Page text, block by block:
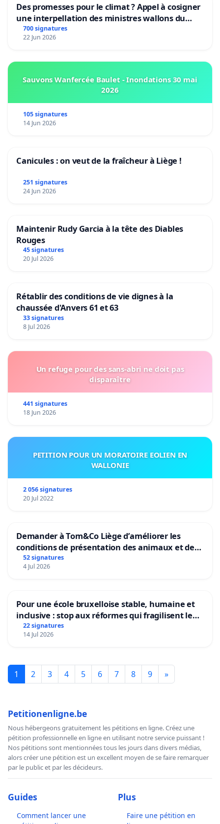
Des promesses pour le climat ? Appel à cosigner
une interpellation des ministres wallons du
climat et de l’environnement.
700 signatures
22 Jun 2026
Sauvons Wanfercée Baulet - Inondations 30 mai
2026
105 signatures
14 Jun 2026
Canicules : on veut de la fraîcheur à Liège !
251 signatures
24 Jun 2026
Maintenir Rudy Garcia à la tête des Diables
Rouges
45 signatures
20 Jul 2026
Rétablir des conditions de vie dignes à la
chaussée d'Anvers 61 et 63
33 signatures
8 Jul 2026
Un refuge pour des sans-abri ne doit pas
disparaître
441 signatures
18 Jun 2026
PETITION POUR UN MORATOIRE EOLIEN EN
WALLONIE
2 056 signatures
20 Jul 2022
Demander à Tom&Co Liège d’améliorer les
conditions de présentation des animaux et de
mettre fin à la vente d’animaux en magasin
52 signatures
4 Jul 2026
Pour une école bruxelloise stable, humaine et
inclusive : stop aux réformes qui fragilisent le
primaire
22 signatures
14 Jul 2026
1 2 3 4 5 6 7 8 9 »
Petitionenligne.be
Nous hébergeons gratuitement les pétitions en ligne. Créez une
pétition professionnelle en ligne en utilisant notre service puissant !
Nos pétitions sont mentionnées tous les jours dans divers médias,
alors créer une pétition est un excellent moyen de se faire remarquer
par le public et par les décideurs.
Guides
Comment lancer une
Plus
Faire une pétition en